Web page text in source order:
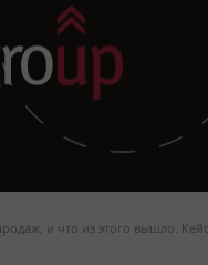
и что из этого вышло.